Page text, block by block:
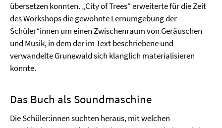
übersetzen konnten. „City of Trees“ erweiterte für die Zeit
des Workshops die gewohnte Lernumgebung der
Schüler*innen um einen Zwischenraum von Geräuschen
und Musik, in dem der im Text beschriebene und
verwandelte Grunewald sich klanglich materialisieren
konnte.
Das Buch als Soundmaschine
Die Schüler:innen suchten heraus, mit welchen